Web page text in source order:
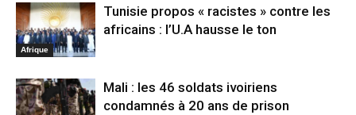
Afrique
Tunisie propos « racistes » contre les
africains : l’U.A hausse le ton
Mali : les 46 soldats ivoiriens
condamnés à 20 ans de prison